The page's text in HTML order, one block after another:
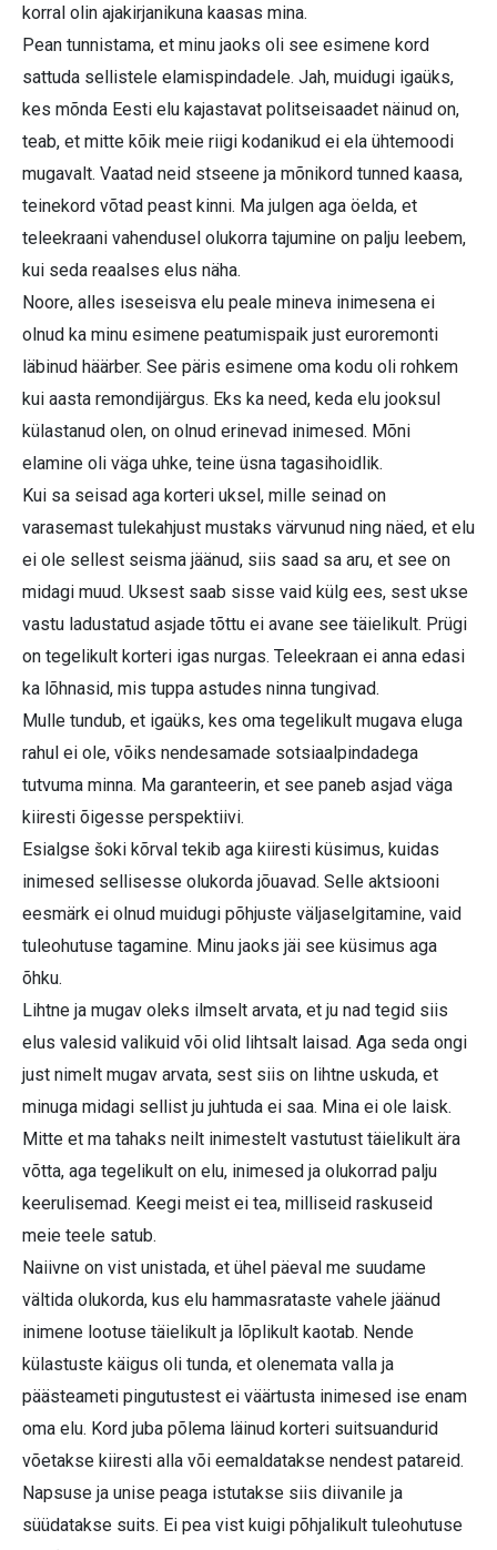
korral olin ajakirjanikuna kaasas mina.
Pean tunnistama, et minu jaoks oli see esimene kord
sattuda sellistele elamispindadele. Jah, muidugi igaüks,
kes mõnda Eesti elu kajastavat politseisaadet näinud on,
teab, et mitte kõik meie riigi kodanikud ei ela ühtemoodi
mugavalt. Vaatad neid stseene ja mõnikord tunned kaasa,
teinekord võtad peast kinni. Ma julgen aga öelda, et
teleekraani vahendusel olukorra tajumine on palju leebem,
kui seda reaalses elus näha.
Noore, alles iseseisva elu peale mineva inimesena ei
olnud ka minu esimene peatumispaik just euroremonti
läbinud häärber. See päris esimene oma kodu oli rohkem
kui aasta remondijärgus. Eks ka need, keda elu jooksul
külastanud olen, on olnud erinevad inimesed. Mõni
elamine oli väga uhke, teine üsna tagasihoidlik.
Kui sa seisad aga korteri uksel, mille seinad on
varasemast tulekahjust mustaks värvunud ning näed, et elu
ei ole sellest seisma jäänud, siis saad sa aru, et see on
midagi muud. Uksest saab sisse vaid külg ees, sest ukse
vastu ladustatud asjade tõttu ei avane see täielikult. Prügi
on tegelikult korteri igas nurgas. Teleekraan ei anna edasi
ka lõhnasid, mis tuppa astudes ninna tungivad.
Mulle tundub, et igaüks, kes oma tegelikult mugava eluga
rahul ei ole, võiks nendesamade sotsiaalpindadega
tutvuma minna. Ma garanteerin, et see paneb asjad väga
kiiresti õigesse perspektiivi.
Esialgse šoki kõrval tekib aga kiiresti küsimus, kuidas
inimesed sellisesse olukorda jõuavad. Selle aktsiooni
eesmärk ei olnud muidugi põhjuste väljaselgitamine, vaid
tuleohutuse tagamine. Minu jaoks jäi see küsimus aga
õhku.
Lihtne ja mugav oleks ilmselt arvata, et ju nad tegid siis
elus valesid valikuid või olid lihtsalt laisad. Aga seda ongi
just nimelt mugav arvata, sest siis on lihtne uskuda, et
minuga midagi sellist ju juhtuda ei saa. Mina ei ole laisk.
Mitte et ma tahaks neilt inimestelt vastutust täielikult ära
võtta, aga tegelikult on elu, inimesed ja olukorrad palju
keerulisemad. Keegi meist ei tea, milliseid raskuseid
meie teele satub.
Naiivne on vist unistada, et ühel päeval me suudame
vältida olukorda, kus elu hammasrataste vahele jäänud
inimene lootuse täielikult ja lõplikult kaotab. Nende
külastuste käigus oli tunda, et olenemata valla ja
päästeameti pingutustest ei väärtusta inimesed ise enam
oma elu. Kord juba põlema läinud korteri suitsuandurid
võetakse kiiresti alla või eemaldatakse nendest patareid.
Napsuse ja unise peaga istutakse siis diivanile ja
süüdatakse suits. Ei pea vist kuigi põhjalikult tuleohutuse